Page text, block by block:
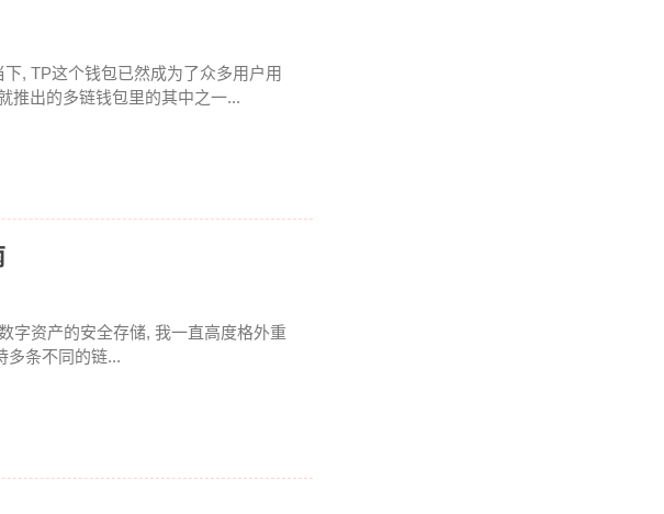
, TP这个钱包已然成为了众多用户用
推出的多链钱包里的其中之一...
字资产的安全存储, 我一直高度格外重
多条不同的链...